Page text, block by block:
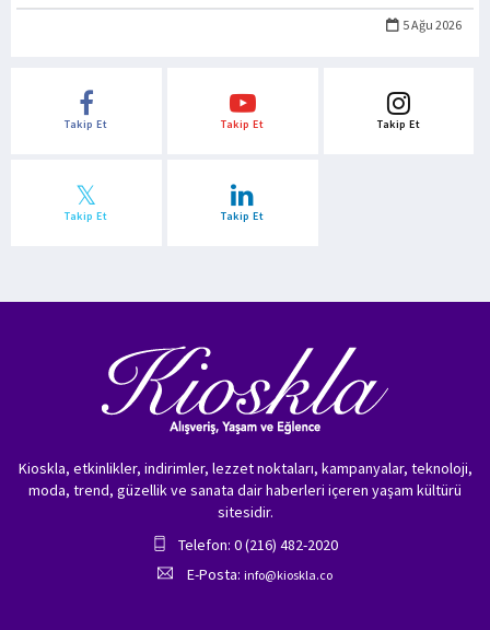
5 Ağu 2026
Takip Et Takip Et Takip Et
Takip Et Takip Et
Kioskla, etkinlikler, indirimler, lezzet noktaları, kampanyalar, teknoloji,
moda, trend, güzellik ve sanata dair haberleri içeren yaşam kültürü
sitesidir.
Telefon: 0 (216) 482-2020
E-Posta: info@kioskla.co